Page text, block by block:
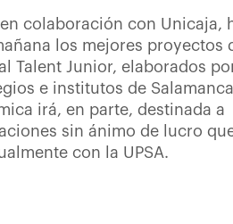
colaboración con Unicaja,
los mejores proyectos
Talent Junior, elaborados
e institutos de
irá, en parte, destinada a
sin ánimo de lucro
con la UPSA.